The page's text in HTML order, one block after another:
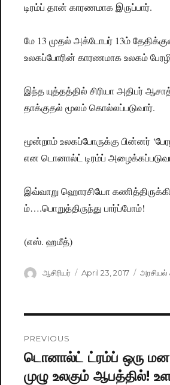
டிரம்ப் தான் காரணமாக இருப்பார்.
மே 13 முதல் அக்டோபர் 13ம்
உலகப்போரின் காரணமாக உலகம்
இந்த யுத்தத்தில் சிரியா அதிபர்
தாக்குதல் மூலம் கொல்லப்படுவார்.
மூன்றாம் உலகப்போருக்கு பின்னர்
என டொனால்ட் டிரம்ப்
இவ்வாறு ஹொரசியோ
ம்….பொறுத்திருந்து பார்ப்போம்!
(எஸ். ஹமீத்)
Author
ஆசிரியர்
Posted
April 23, 2017 அரசியல்
navigation
PREVIOUS
Previous
post:
டொனால்ட் ட்ரம்ப் ஒரு
முழு உலகும் ஆபத்தில்!